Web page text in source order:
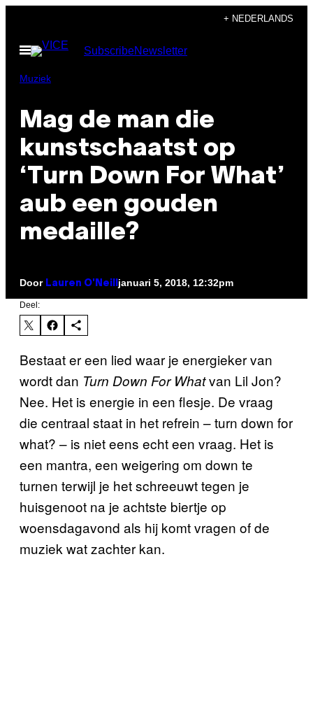
de
inhoud
+ NEDERLANDS
Open
menu
SubscribeNewsletter
Muziek
Mag de man die
kunstschaatst op
‘Turn Down For What’
aub een gouden
medaille?
Door Lauren O'Neill januari 5, 2018, 12:32pm
Deel:
Bestaat er een lied waar je energieker van
wordt dan Turn Down For Whatvan Lil Jon?
Nee. Het is energie in een flesje. De vraag
die centraal staat in het refrein – turn down for
what? – is niet eens echt een vraag. Het is
een mantra, een weigering om down te
turnen terwijl je het schreeuwt tegen je
huisgenoot na je achtste biertje op
woensdagavond als hij komt vragen of de
muziek wat zachter kan.